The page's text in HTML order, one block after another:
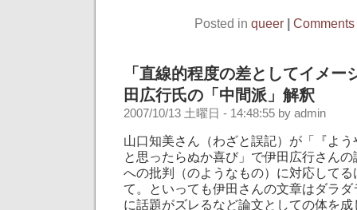
Posted in queer | Comments
「直線的程度の差としてイメー
田広行氏の「中間派」解釈
2007/10/13 土曜日 - 14:48:55 by admin
山口知美さん（わざと誤記）が「『よ
と思ったらぬか喜び」で伊田広行さん
への批判（のようなもの）に対応して
て。といっても伊田さんの文章はダラ
に話題がズレるなど論文としての体を